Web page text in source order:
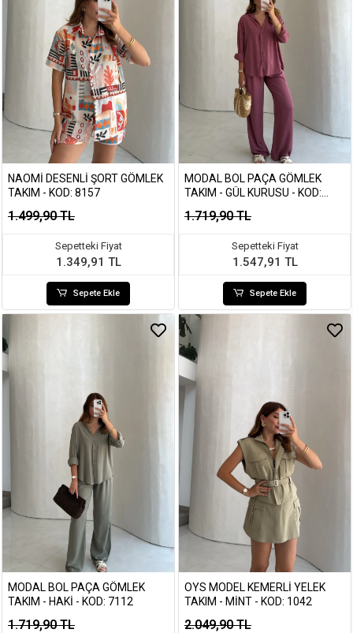
NAOMI DESENLI ŞORT GÖMLEK
TAKIM - KOD: 8157
1.499,90 TL
Sepetteki Fiyat
1.349,91 TL
Sepete Ekle
MODAL BOL PAÇA GÖMLEK
TAKIM - GÜL KURUSU - KOD:
1.719,90 TL
Sepetteki Fiyat
1.547,91 TL
Sepete Ekle
MODAL BOL PAÇA GÖMLEK
TAKIM - HAKI - KOD: 7112
1.719,90 TL
OYS MODEL KEMERLI YELEK
TAKIM - MINT - KOD: 1042
2.049,90 TL